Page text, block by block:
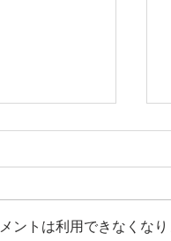
ントは利用できなくな